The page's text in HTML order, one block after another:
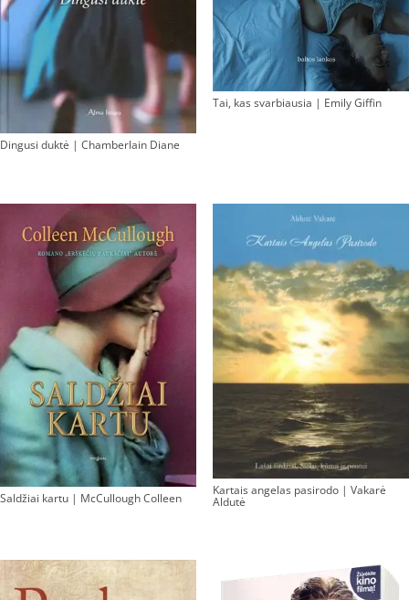
Dingusi duktė | Chamberlain Diane
Tai, kas svarbiausia | Emily Giffin
Saldžiai kartu | McCullough Colleen
Kartais angelas pasirodo | Vakarė
Aldutė